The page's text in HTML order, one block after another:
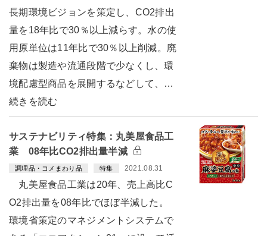
長期環境ビジョンを策定し、CO2排出
量を18年比で30％以上減らす。水の使
用原単位は11年比で30％以上削減。廃
棄物は製造や流通段階で少なくし、環
境配慮型商品を展開するなどして、…
続きを読む
サステナビリティ特集：丸美屋食品工
業 08年比CO2排出量半減
調理品・コメまわり品 特集 2021.08.31
丸美屋食品工業は20年、売上高比C
O2排出量を08年比でほぼ半減した。
環境省策定のマネジメントシステムで